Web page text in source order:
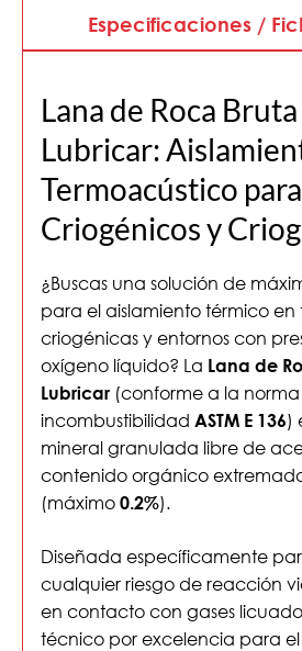
Especificaciones /
Lana de Roca Bruta
Lubricar:
Termoacústico
Criogénicos y
¿Buscas una solución de
para el aislamiento térmico
criogénicas y entornos con
oxígeno líquido? La Lana de
Lubricar (conforme a la
incombustibilidad ASTM E 136)
mineral granulada libre de
contenido orgánico
(máximo 0.2%).
Diseñada específicamente
cualquier riesgo de reacción
en contacto con gases
técnico por excelencia para